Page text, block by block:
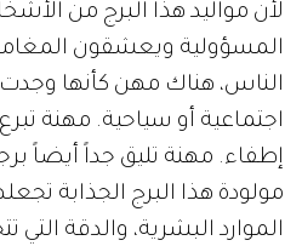
لأن مواليد هذا البرج من
المسؤولية ويعشقون
الناس، هناك مهن كأنها
اجتماعية أو سياحية. مهنة
إطفاء. مهنة تليق جداً أيضاً
مولودة هذا البرج الجذابة
الموارد البشرية، والدقة